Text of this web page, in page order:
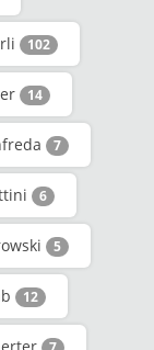
102
14
7
6
5
12